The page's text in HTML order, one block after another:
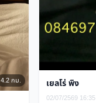
4.2 กม. เยลโร่ พิง
02/07/2569 16:35